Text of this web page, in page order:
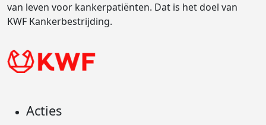
van leven voor kankerpatiënten. Dat is het doel van
KWF Kankerbestrijding.
Acties